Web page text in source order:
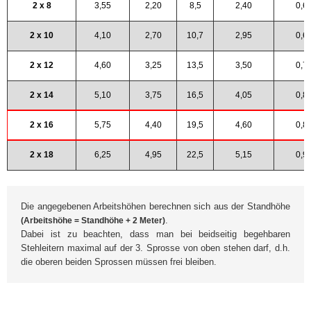
2 x 8 3,55 2,20 8,5 2,40
2 x 10 4,10 2,70 10,7 2,95
2 x 12 4,60 3,25 13,5 3,50
2 x 14 5,10 3,75 16,5 4,05
2 x 16 5,75 4,40 19,5 4,60
2 x 18 6,25 4,95 22,5 5,15
Die angegebenen Arbeitshöhen berechnen sich aus der Standhöhe
(Arbeitshöhe = Standhöhe + 2 Meter).
Dabei ist zu beachten, dass man bei beidseitig begehbaren
Stehleitern maximal auf der 3. Sprosse von oben stehen darf, d.h.
die oberen beiden Sprossen müssen frei bleiben.